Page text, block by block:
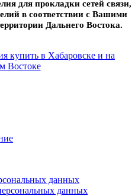
для прокладки сетей связи,
в соответствии с Вашими
Дальнего Востока.
данных
данных